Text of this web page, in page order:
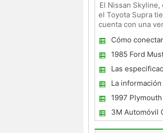
El Nissan
el Toyota Supra
cuenta con una
Cómo
vías
1985 Ford
Las
VRS
La
para el 1984
1997
3M Automóvil